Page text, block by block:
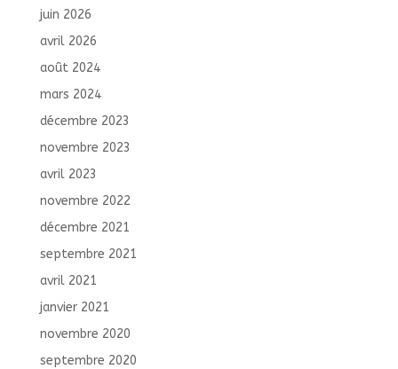
juin 2026
avril 2026
août 2024
mars 2024
décembre 2023
novembre 2023
avril 2023
novembre 2022
décembre 2021
septembre 2021
avril 2021
janvier 2021
novembre 2020
septembre 2020